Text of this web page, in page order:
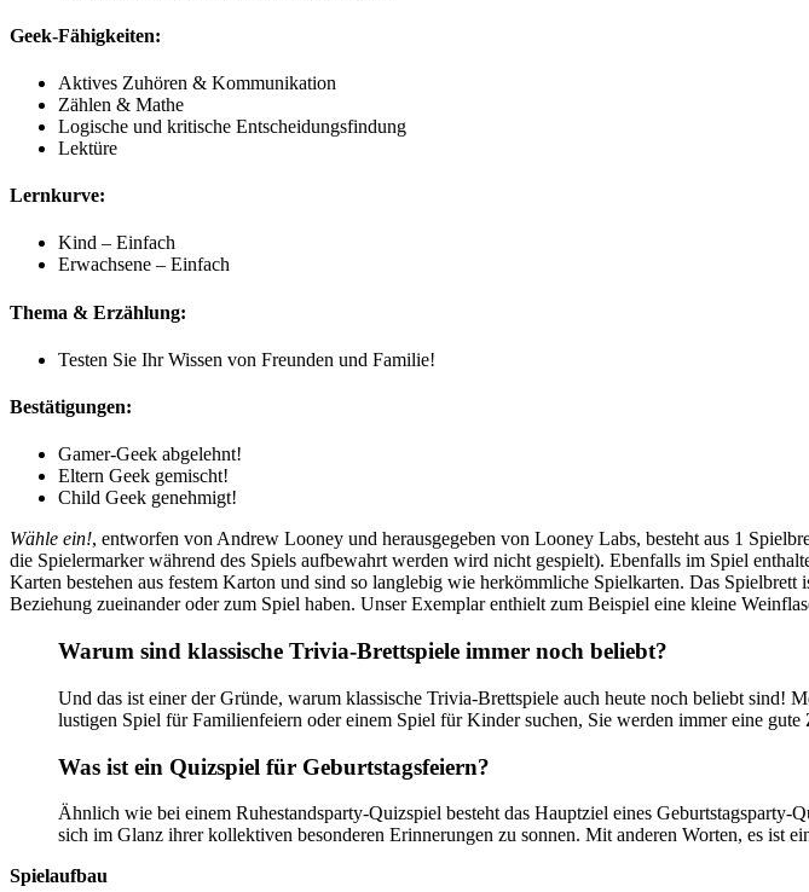
Geek-Fähigkeiten:
Aktives Zuhören & Kommunikation
Zählen & Mathe
Logische und kritische Entscheidungsfindung
Lektüre
Lernkurve:
Kind – Einfach
Erwachsene – Einfach
Thema & Erzählung:
Testen Sie Ihr Wissen von Freunden und Familie!
Bestätigungen:
Gamer-Geek abgelehnt!
Eltern Geek gemischt!
Child Geek genehmigt!
Wähle ein!, entworfen von Andrew Looney und herausgegeben von Looney Labs, besteht aus 1
die Spielermarker während des Spiels aufbewahrt werden wird nicht gespielt). Ebenfalls im Spiel
Karten bestehen aus festem Karton und sind so langlebig wie herkömmliche Spielkarten. Das
Beziehung zueinander oder zum Spiel haben. Unser Exemplar enthielt zum Beispiel eine kleine
Warum sind klassische Trivia-Brettspiele immer noch beliebt?
Und das ist einer der Gründe, warum klassische Trivia-Brettspiele auch heute noch beliebt sind!
lustigen Spiel für Familienfeiern oder einem Spiel für Kinder suchen, Sie werden immer eine
Was ist ein Quizspiel für Geburtstagsfeiern?
Ähnlich wie bei einem Ruhestandsparty-Quizspiel besteht das Hauptziel eines Geburtstagsparty-
sich im Glanz ihrer kollektiven besonderen Erinnerungen zu sonnen. Mit anderen Worten, es ist
Spielaufbau